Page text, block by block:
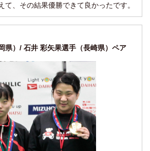
て、その結果優勝できて良かったです。
県）/ 石井 彩矢果選手（長崎県）ペア